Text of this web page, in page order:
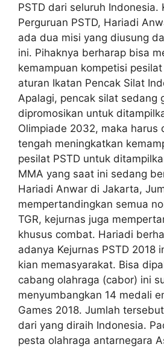
PSTD dari seluruh Indonesia.
Perguruan PSTD, Hariadi
ada dua misi yang diusung
ini. Pihaknya berharap bisa
kemampuan kompetisi
aturan Ikatan Pencak Silat
Apalagi, pencak silat sedang
dipromosikan untuk
Olimpiade 2032, maka harus
tengah meningkatkan
pesilat PSTD untuk
MMA yang saat ini sedang
Hariadi Anwar di Jakarta,
mempertandingkan semua
TGR, kejurnas juga
khusus combat. Hariadi
adanya Kejurnas PSTD 2018
kian memasyarakat. Bisa
cabang olahraga (cabor) ini
menyumbangkan 14 medali
Games 2018. Jumlah
dari yang diraih Indonesia.
pesta olahraga antarnegara